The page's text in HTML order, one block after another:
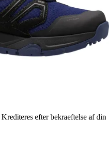
Krediteres efter bekraeftelse af din